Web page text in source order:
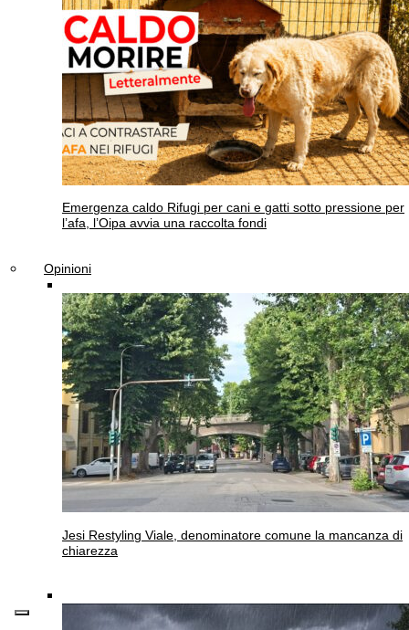
Emergenza caldo Rifugi per cani e gatti sotto pressione per
l’afa, l’Oipa avvia una raccolta fondi
Opinioni
Jesi Restyling Viale, denominatore comune la mancanza di
chiarezza